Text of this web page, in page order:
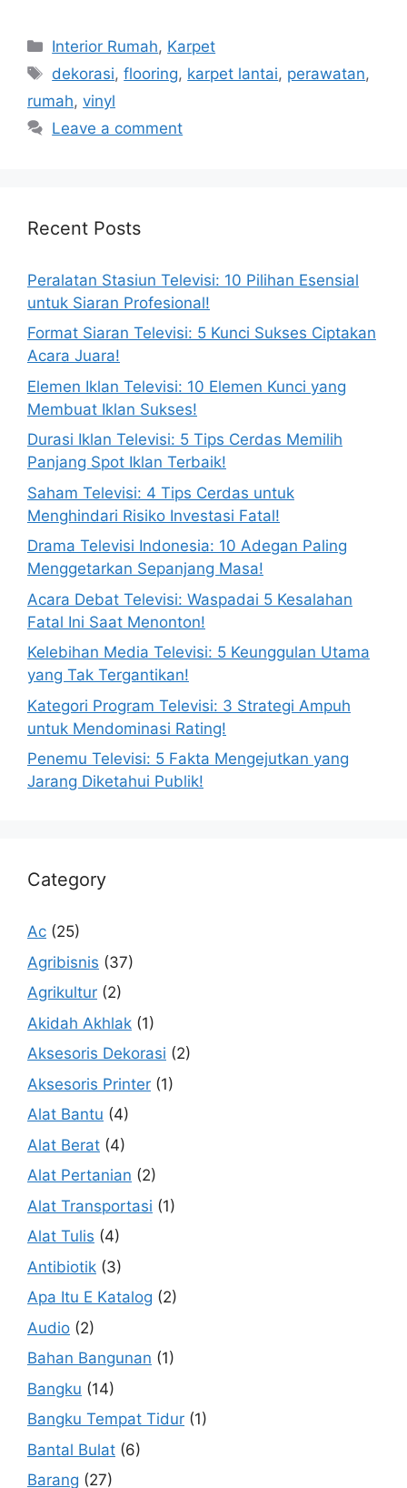
Categories
Interior Rumah, Karpet
Tags
dekorasi,flooring, karpet lantai, perawatan,
rumah, vinyl
Leave a comment
Recent Posts
Peralatan Stasiun Televisi: 10 Pilihan Esensial
untuk Siaran Profesional!
Format Siaran Televisi: 5 Kunci Sukses Ciptakan
Acara Juara!
Elemen Iklan Televisi: 10 Elemen Kunci yang
Membuat Iklan Sukses!
Durasi Iklan Televisi: 5 Tips Cerdas Memilih
Panjang Spot Iklan Terbaik!
Saham Televisi: 4 Tips Cerdas untuk
Menghindari Risiko Investasi Fatal!
Drama Televisi Indonesia: 10 Adegan Paling
Menggetarkan Sepanjang Masa!
Acara Debat Televisi: Waspadai 5 Kesalahan
Fatal Ini Saat Menonton!
Kelebihan Media Televisi: 5 Keunggulan Utama
yang Tak Tergantikan!
Kategori Program Televisi: 3 Strategi Ampuh
untuk Mendominasi Rating!
Penemu Televisi: 5 Fakta Mengejutkan yang
Jarang Diketahui Publik!
Category
Ac (25)
Agribisnis (37)
Agrikultur (2)
Akidah Akhlak (1)
Aksesoris Dekorasi (2)
Aksesoris Printer (1)
Alat Bantu (4)
Alat Berat (4)
Alat Pertanian (2)
Alat Transportasi (1)
Alat Tulis (4)
Antibiotik (3)
Apa Itu E Katalog (2)
Audio (2)
Bahan Bangunan (1)
Bangku (14)
Bangku Tempat Tidur (1)
Bantal Bulat (6)
Barang (27)